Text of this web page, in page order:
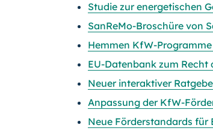
Studie zur energetischen
SanReMo-Broschüre von
Hemmen KfW-
EU-Datenbank zum Recht
Neuer interaktiver
Anpassung der KfW-
Neue Förderstandards für